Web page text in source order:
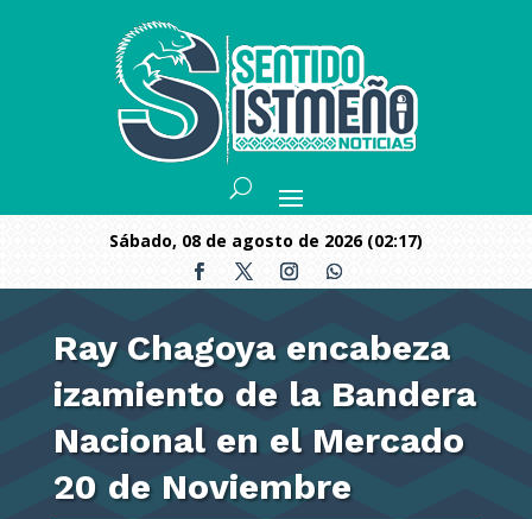
sábado, 08 de agosto de 2026 (02:17)
Ray Chagoya encabeza
izamiento de la Bandera
Nacional en el Mercado
20 de Noviembre